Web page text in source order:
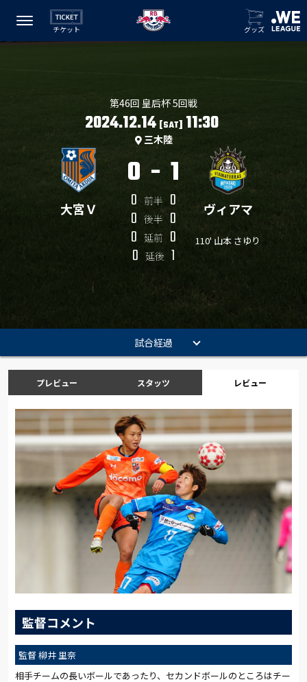
チケット グッズ
第46回 皇后杯 5回戦
2024.12.14 [SAT] 11:30
三木陸
大宮Ｖ
0 - 1
0 前半 0
0 後半 0
0 延前 0
0 延後 1
ヴィアマ
110' 山本 さゆり
試合経過
プレビュー スタッツ レビュー
監督コメント
監督 柳井 里奈
相手チームの長いボールであったり、セカンドボールのところはチー